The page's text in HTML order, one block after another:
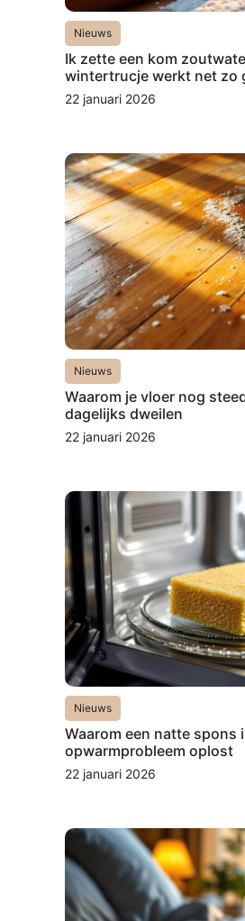
Nieuws
Ik zette een kom
wintertrucje werkt net zo
22 januari 2026
Nieuws
Waarom je vloer nog
dagelijks dweilen
22 januari 2026
Nieuws
Waarom een natte spons
opwarmprobleem oplost
22 januari 2026